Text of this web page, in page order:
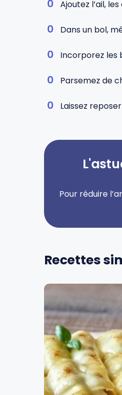
Ajoutez l’ail,
Dans un bol,
Incorporez les
Parsemez de
Laissez
Pour réduire
Recettes